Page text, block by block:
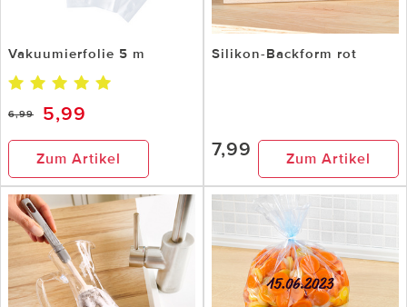
Vakuumierfolie 5 m
6,99 5,99
Zum Artikel
Silikon-Backform rot
7,99 Zum Artikel